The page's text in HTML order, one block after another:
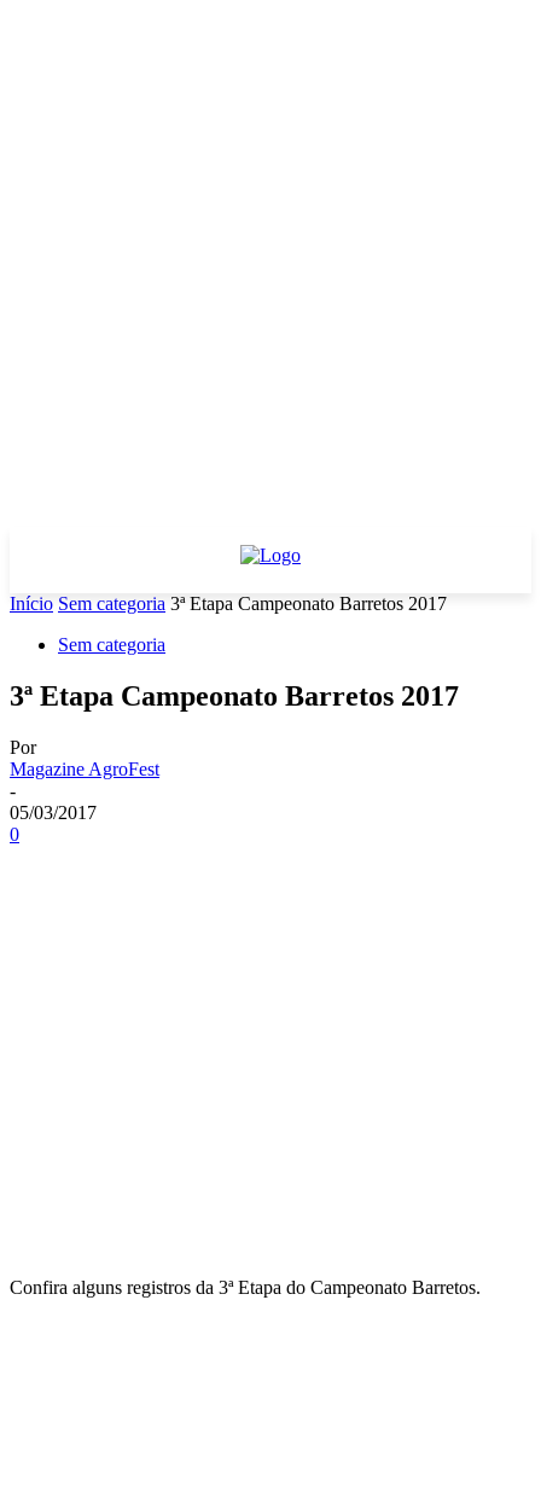
Início Sem categoria 3ª Etapa Campeonato Barretos 2017
Sem categoria
3ª Etapa Campeonato Barretos 2017
Por
Magazine AgroFest
-
05/03/2017
0
Confira alguns registros da 3ª Etapa do Campeonato Barretos.